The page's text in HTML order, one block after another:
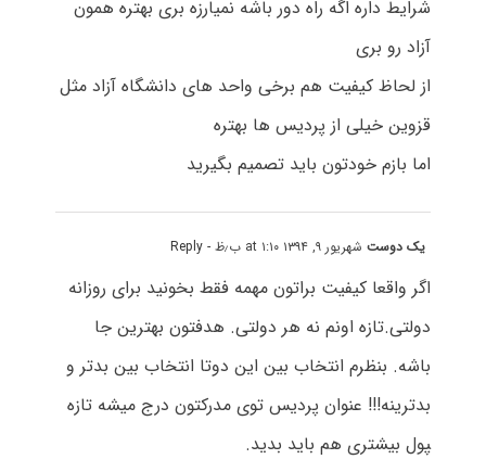
شرایط داره اگه راه دور باشه نمیارزه بری بهتره همون
آزاد رو بری
از لحاظ کیفیت هم برخی واحد های دانشگاه آزاد مثل
قزوین خیلی از پردیس ها بهتره
اما بازم خودتون باید تصمیم بگیرید
یک دوستشهریور ۹, ۱۳۹۴ at ۱:۱۰ ب٫ظ - Reply
اگر واقعا کیفیت براتون مهمه فقط بخونید برای روزانه
دولتی.تازه اونم نه هر دولتی. هدفتون بهترین جا
باشه. بنظرم انتخاب بین این دوتا انتخاب بین بدتر و
بدترینه!!! عنوان پردیس توی مدرکتون درج میشه تازه
‍‍‍‍‍‍‍‍‍‍‍‍‍‍‍‍‍‍‍‍‍‍‍‍‍‍‍‍‍‍‍پول بیشتری هم باید بدید.